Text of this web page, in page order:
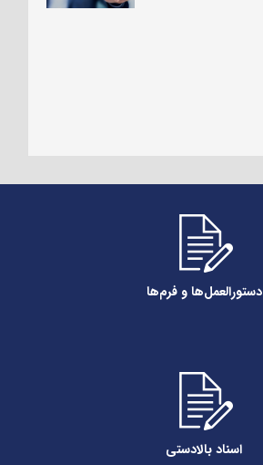
دستورالعمل‌‌ها و فرم‌ها
اسناد بالادستی